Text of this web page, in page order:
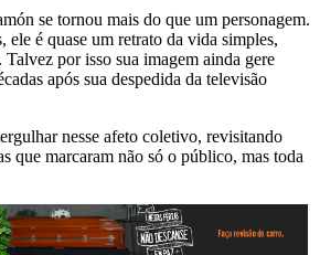
se tornou mais do que um personagem.
ele é quase um retrato da vida simples,
por isso sua imagem ainda gere
após sua despedida da televisão
nesse afeto coletivo, revisitando
que marcaram não só o público, mas toda